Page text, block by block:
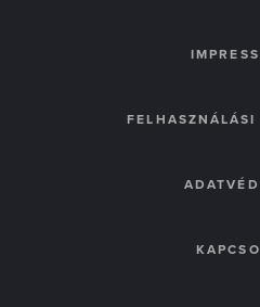
FELHASZNÁLÁSI